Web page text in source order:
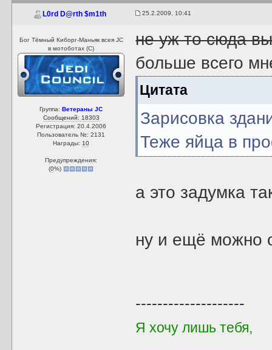
L0rd D@rth $m1th 25.2.2009, 10:41
Бог Тёмный Киборг-Маньяк всея JC
в мотоботах (С)
Группа:Ветераны JC
Сообщений: 18303
Регистрация: 20.4.2006
Пользователь №: 2131
Награды: 10
Предупреждения:
(0%)
не уж то сюда
больше всего
Цитата
Зарисовка
Теже яйца в
а это задумка
ну и ещё можно
--------------------
Я хочу лишь тебя,